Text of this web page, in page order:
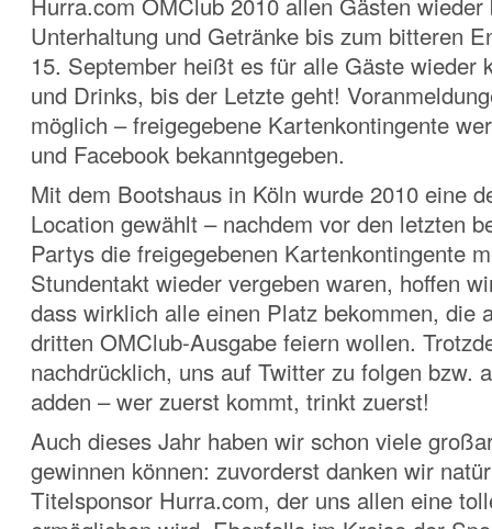
Unterhaltung und Getränke bis zum bitteren
15. September heißt es für alle Gäste wieder
und Drinks, bis der Letzte geht!
möglich – freigegebene Kartenkontingente
und Facebook bekanntgegeben.
Mit dem Bootshaus in Köln wurde 2010 eine
Location gewählt – nachdem vor den letzten
Partys die freigegebenen Kartenkontingente
Stundentakt wieder vergeben waren, hoffen
dass wirklich alle einen Platz bekommen, die
dritten OMClub-Ausgabe feiern wollen.
nachdrücklich, uns auf Twitter zu folgen bzw.
adden – wer zuerst kommt, trinkt zuerst!
Auch dieses Jahr haben wir schon viele
gewinnen können: zuvorderst danken wir
Titelsponsor Hurra.com, der uns allen eine